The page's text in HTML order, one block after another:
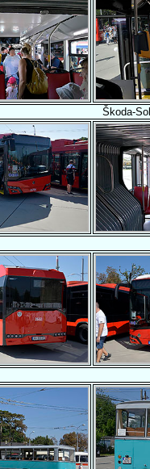
Škoda-